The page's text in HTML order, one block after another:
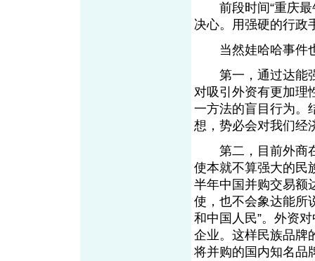
前段时间“重庆最
决心。用强硬的行政
当然娃哈哈事件也
第一，通过达能强
对吸引外资有更加理
一方法的盲目行为。
想，势必会对我们经
第二，目前外商在
使本就不算强大的民
半年中国并购交易额
使，也不会象达能所
和中国人民”。外资
企业。这样民族品
将并购的国内知名品